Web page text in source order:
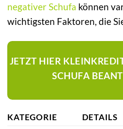
negativer Schufa können
wichtigsten Faktoren, die
JETZT HIER
SCHUFA
KATEGORIE DETAILS